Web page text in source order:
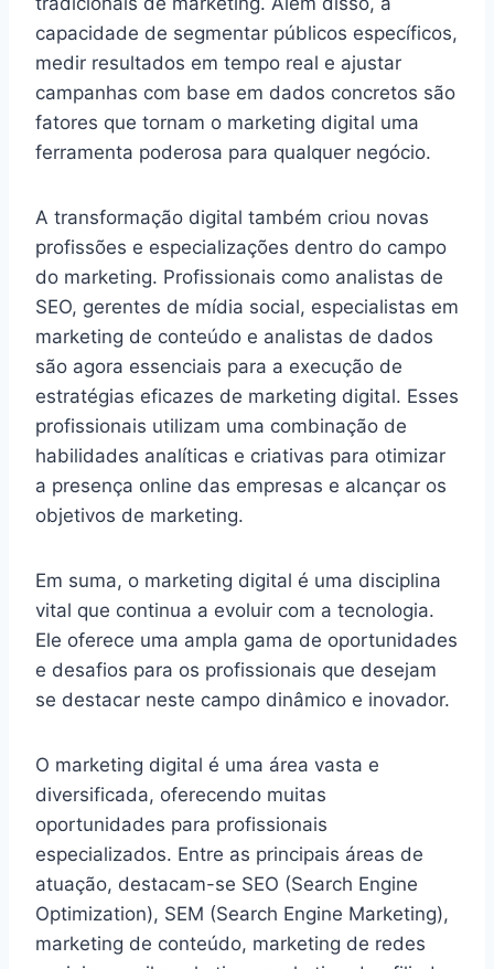
capacidade de segmentar públicos específicos,
medir resultados em tempo real e ajustar
campanhas com base em dados concretos são
fatores que tornam o marketing digital uma
ferramenta poderosa para qualquer negócio.
A transformação digital também criou novas
profissões e especializações dentro do campo
do marketing. Profissionais como analistas de
SEO, gerentes de mídia social, especialistas em
marketing de conteúdo e analistas de dados
são agora essenciais para a execução de
estratégias eficazes de marketing digital. Esses
profissionais utilizam uma combinação de
habilidades analíticas e criativas para otimizar
a presença online das empresas e alcançar os
objetivos de marketing.
Em suma, o marketing digital é uma disciplina
vital que continua a evoluir com a tecnologia.
Ele oferece uma ampla gama de oportunidades
e desafios para os profissionais que desejam
se destacar neste campo dinâmico e inovador.
O marketing digital é uma área vasta e
diversificada, oferecendo muitas
oportunidades para profissionais
especializados. Entre as principais áreas de
atuação, destacam-se SEO (Search Engine
Optimization), SEM (Search Engine Marketing),
marketing de conteúdo, marketing de redes